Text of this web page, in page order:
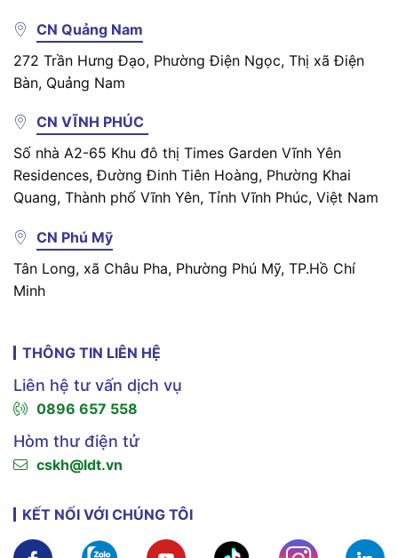
CN Quảng Nam
272 Trần Hưng Đạo, Phường Điện Ngọc, Thị xã Điện
Bàn, Quảng Nam
CN VĨNH PHÚC
Số nhà A2-65 Khu đô thị Times Garden Vĩnh Yên
Residences, Đường Đinh Tiên Hoàng, Phường Khai
Quang, Thành phố Vĩnh Yên, Tỉnh Vĩnh Phúc, Việt Nam
CN Phú Mỹ
Tân Long, xã Châu Pha, Phường Phú Mỹ, TP.Hồ Chí
Minh
THÔNG TIN LIÊN HỆ
Liên hệ tư vấn dịch vụ
0896 657 558
Hòm thư điện tử
cskh@ldt.vn
KẾT NỐI VỚI CHÚNG TÔI
Xem chi tiết Xem chi tiếtXem chi tiết Xem chi tiết Xem chi tiết